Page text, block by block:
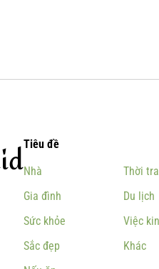
Tiêu đề
Nhà
Gia đình
Sức khỏe
Sắc đẹp
Thời
Du lịch
Việc
Khác